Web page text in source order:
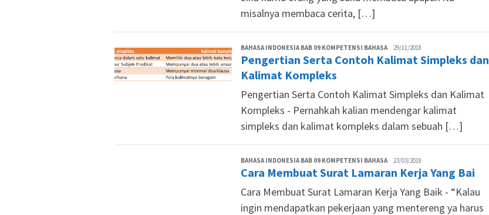
misalnya membaca cerita, […]
BAHASA INDONESIA BAB 09 KOMPETENSI BAHASALutfi
Aminuddin
29/11/2018
Pengertian Serta Contoh Kalimat Simpleks dan
Kalimat Kompleks
Pengertian Serta Contoh Kalimat Simpleks dan Kalimat
Kompleks - Pernahkah kalian mendengar kalimat
simpleks dan kalimat kompleks dalam sebuah […]
BAHASA INDONESIA BAB 09 KOMPETENSI BAHASALutfi
Aminuddin
23/03/2018
Cara Membuat Surat Lamaran Kerja Yang Bai
Cara Membuat Surat Lamaran Kerja Yang Baik - “Kalau
ingin mendapatkan pekerjaan yang mentereng ya harus